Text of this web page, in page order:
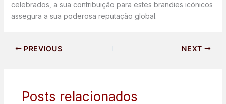
celebrados, a sua contribuição para estes brandies icónicos
assegura a sua poderosa reputação global.
PREVIOUS NEXT
Posts relacionados